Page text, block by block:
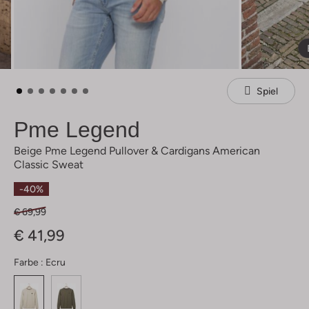
Spiel
Pme Legend
Beige Pme Legend Pullover & Cardigans American
Classic Sweat
-40%
€ 69,99
€ 41,99
Farbe : Ecru